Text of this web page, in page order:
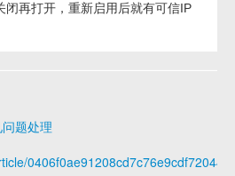
闭再打开，重新启用后就有可信IP
题处理